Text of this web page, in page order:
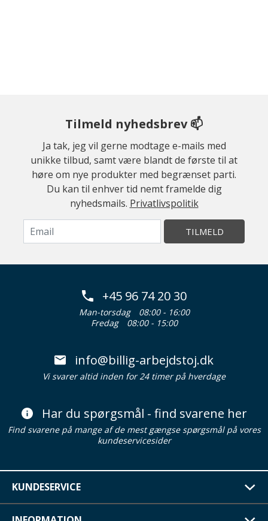
Tilmeld nyhedsbrev 📫
Ja tak, jeg vil gerne modtage e-mails med
unikke tilbud, samt være blandt de første til at
høre om nye produkter med begrænset parti.
Du kan til enhver tid nemt framelde dig
nyhedsmails. Privatlivspolitik
TILMELD
+45 96 74 20 30
Man-torsdag
08:00 - 16:00
Fredag
08:00 - 15:00
info@billig-arbejdstoj.dk
Vi svarer altid inden for 24 timer på hverdage
Har du spørgsmål - find svarene her
Find svarene på mange af de mest gængse spørgsmål på vores
kundeservicesider
KUNDESERVICE